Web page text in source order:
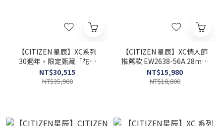
【CITIZEN 星辰】XC系列
30週年，限定甄藏「花曜
日」CB1135-52N 36mm 現
代鐘錶
NT$30,515
NT$35,900
【CITIZEN 星辰】XC情人節
推薦款 EW2638-56A 28mm
現代鐘錶
NT$15,980
NT$18,800